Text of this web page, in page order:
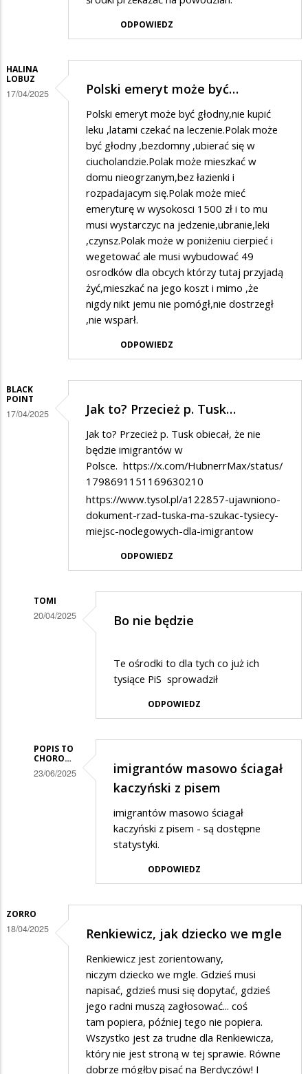
ODPOWIEDZ
HALINA
LOBUZ
17/04/2025 Polski emeryt może być…
Polski emeryt może być głodny,nie kupić
leku ,latami czekać na leczenie.Polak może
być głodny ,bezdomny ,ubierać się w
ciucholandzie.Polak może mieszkać w
domu nieogrzanym,bez łazienki i
rozpadajacym się.Polak może mieć
emeryturę w wysokosci 1500 zł i to mu
musi wystarczyc na jedzenie,ubranie,leki
,czynsz.Polak może w poniżeniu cierpieć i
wegetować ale musi wybudować 49
osrodków dla obcych którzy tutaj przyjadą
żyć,mieszkać na jego koszt i mimo ,że
nigdy nikt jemu nie pomógł,nie dostrzegł
,nie wsparł.
ODPOWIEDZ
BLACK
POINT
17/04/2025 Jak to? Przecież p. Tusk…
Jak to? Przecież p. Tusk obiecał, że nie
będzie imigrantów w
Polsce. https://x.com/HubnerrMax/status/
1798691151169630210
https://www.tysol.pl/a122857-ujawniono-
dokument-rzad-tuska-ma-szukac-tysiecy-
miejsc-noclegowych-dla-imigrantow
ODPOWIEDZ
TOMI
20/04/2025
odpowiedzi
na
Jak
Bo nie będzie
Te ośrodki to dla tych co już ich
tysiące PiS sprowadził
ODPOWIEDZ
POPIS TO
CHORO…
23/06/2025
na
Jak
imigrantów masowo ściagał
kaczyński z pisem
imigrantów masowo ściagał
kaczyński z pisem - są dostępne
statystyki.
ODPOWIEDZ
ZORRO
18/04/2025 Renkiewicz, jak dziecko we mgle
Renkiewicz jest zorientowany,
niczym dziecko we mgle. Gdzieś musi
napisać, gdzieś musi się dopytać, gdzieś
jego radni muszą zagłosować... coś
tam popiera, później tego nie popiera.
Wszystko jest za trudne dla Renkiewicza,
który nie jest stroną w tej sprawie. Równe
dobrze mógłby pisać na Berdyczów! I